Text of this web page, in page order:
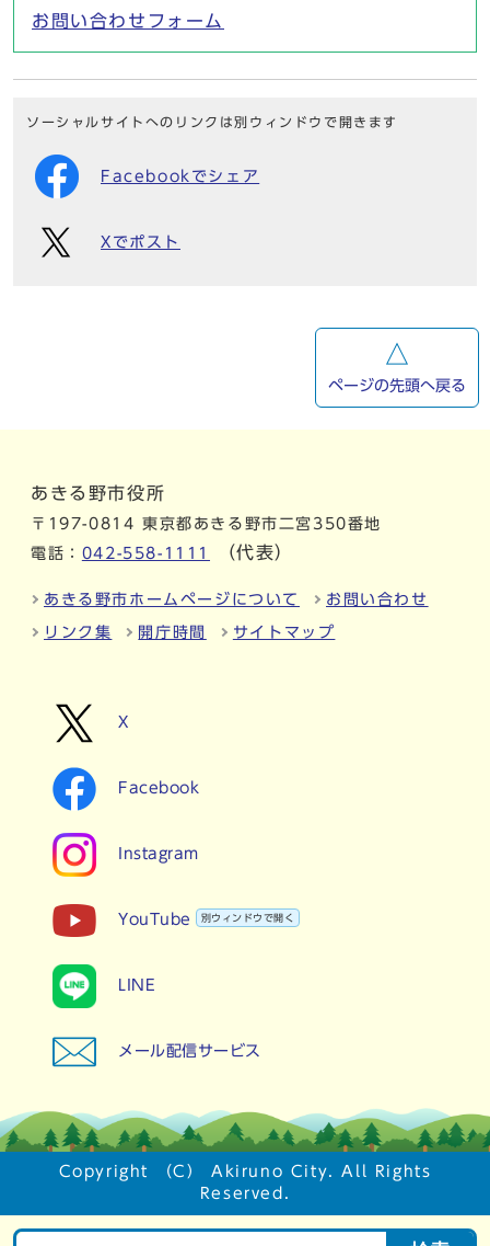
お問い合わせフォーム
ソーシャルサイトへのリンクは別ウィンドウで開きます
Facebookでシェア
Xでポスト
ページの先頭へ戻る
あきる野市役所
〒197-0814 東京都あきる野市二宮350番地
電話： 042-558-1111 （代表）
あきる野市ホームページについて お問い合わせ
リンク集 開庁時間 サイトマップ
X
Facebook
Instagram
YouTube 別ウィンドウで開く
LINE
メール配信サービス
Copyright （C） Akiruno City. All Rights
Reserved.